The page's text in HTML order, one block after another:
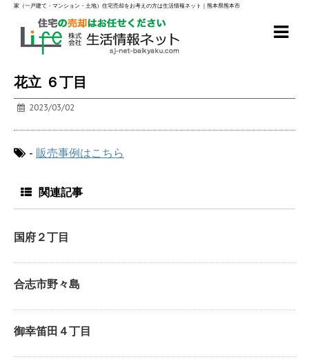
家（一戸建て・マンション・土地）住宅売却をお考えの方は生活情報ネット｜熊本県熊本市
花立 ６丁目
2023/03/02
- 販売事例はこちら
関連記事
国府２丁目
合志市野々島
御幸笛田４丁目